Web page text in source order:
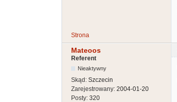
Strona
Mateoos
Referent
Nieaktywny
Skąd: Szczecin
Zarejestrowany: 2004-01-20
Posty: 320